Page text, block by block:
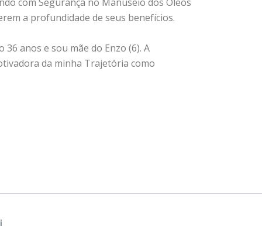
a profundidade de seus benefícios.
36 anos e sou mãe do Enzo (6). A
da minha Trajetória como